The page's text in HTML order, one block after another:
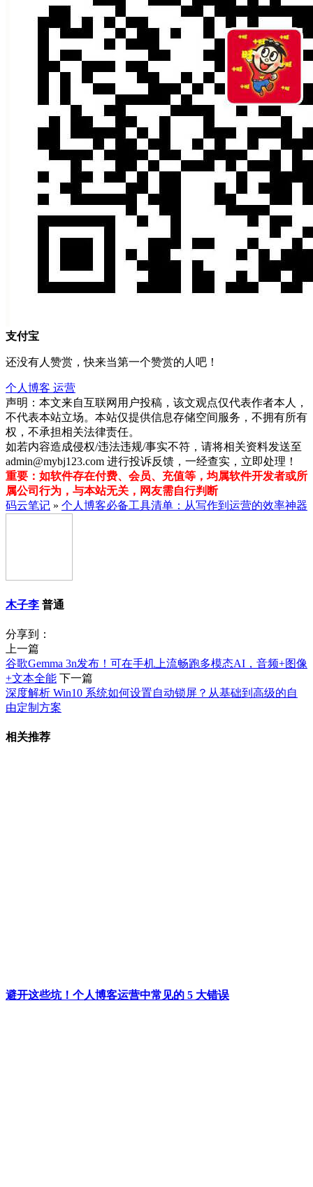
支付宝
还没有人赞赏，快来当第一个赞赏的人吧！
个人博客 运营
声明：本文来自互联网用户投稿，该文观点仅代表作者本人，
不代表本站立场。本站仅提供信息存储空间服务，不拥有所有
权，不承担相关法律责任。
如若内容造成侵权/违法违规/事实不符，请将相关资料发送至
admin@mybj123.com 进行投诉反馈，一经查实，立即处理！
重要：如软件存在付费、会员、充值等，均属软件开发者或所
属公司行为，与本站无关，网友需自行判断
码云笔记 » 个人博客必备工具清单：从写作到运营的效率神器
木子李 普通
分享到：
上一篇
谷歌Gemma 3n发布！可在手机上流畅跑多模态AI，音频+图像
+文本全能 下一篇
深度解析 Win10 系统如何设置自动锁屏？从基础到高级的自
由定制方案
相关推荐
避开这些坑！个人博客运营中常见的 5 大错误